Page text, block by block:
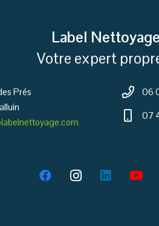
Label Nettoyage
Votre expert
Prés
06
07